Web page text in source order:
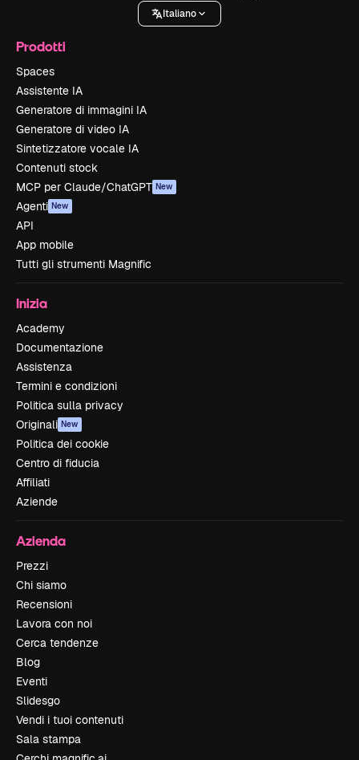
Italiano
Prodotti
Spaces
Assistente IA
Generatore di immagini IA
Generatore di video IA
Sintetizzatore vocale IA
Contenuti stock
MCP per Claude/ChatGPT New
Agenti New
API
App mobile
Tutti gli strumenti Magnific
Inizia
Academy
Documentazione
Assistenza
Termini e condizioni
Politica sulla privacy
Originali New
Politica dei cookie
Centro di fiducia
Affiliati
Aziende
Azienda
Prezzi
Chi siamo
Recensioni
Lavora con noi
Cerca tendenze
Blog
Eventi
Slidesgo
Vendi i tuoi contenuti
Sala stampa